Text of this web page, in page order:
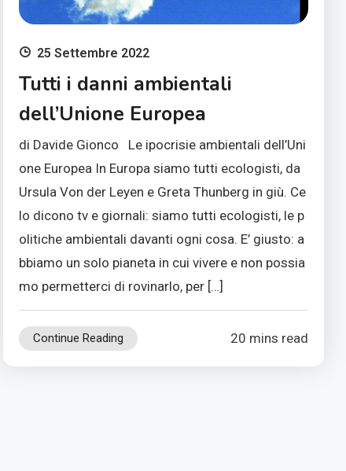
25 Settembre 2022
Tutti i danni ambientali
dell’Unione Europea
di Davide Gionco Le ipocrisie ambientali dell’Uni
one Europea In Europa siamo tutti ecologisti, da
Ursula Von der Leyen e Greta Thunberg in giù. Ce
lo dicono tv e giornali: siamo tutti ecologisti, le p
olitiche ambientali davanti ogni cosa. E’ giusto: a
bbiamo un solo pianeta in cui vivere e non possia
mo permetterci di rovinarlo, per […]
Continue Reading 20 mins read